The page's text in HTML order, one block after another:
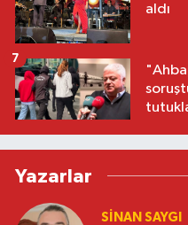
aldı
7
Yazarlar
SINAN SAYGI